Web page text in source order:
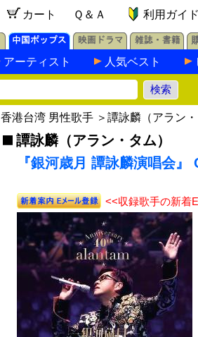
カート Ｑ＆Ａ 利用ガイド
アーティスト 人気ベスト
香港台湾 男性歌手 ＞ 譚詠麟（アラン・
譚詠麟（アラン・タム）
『銀河歳月 譚詠麟演唱会』
<<収録歌手の新着